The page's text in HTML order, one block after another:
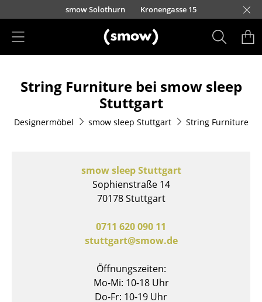
Direkt zum Inhaltsmow Solothurn Kronengasse 15
Sitzmöbel
String Furniture bei smow sleep
Stuttgart
Designermöbel smow sleep Stuttgart String Furniture
smow sleep Stuttgart
Sophienstraße 14
70178 Stuttgart
0711 620 090 11
stuttgart@smow.de
Öffnungszeiten:
Mo-Mi: 10-18 Uhr
Do-Fr: 10-19 Uhr